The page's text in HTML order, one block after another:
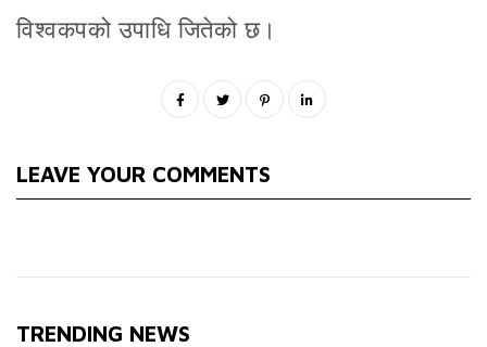
विश्वकपको उपाधि जितेको छ।
LEAVE YOUR COMMENTS
TRENDING NEWS